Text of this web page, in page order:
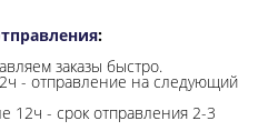
:
заказы быстро.
- отправление на следующий
12ч - срок отправления 2-3